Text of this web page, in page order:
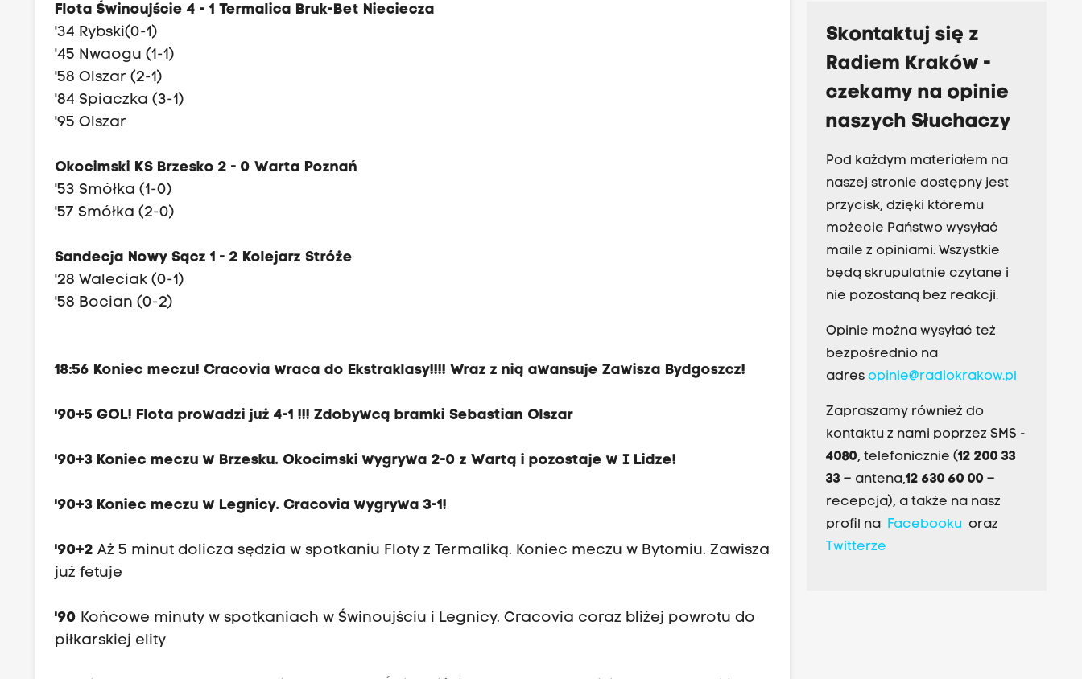
Flota Świnoujście 4 - 1 Termalica Bruk-Bet Nieciecza
'34 Rybski(0-1)
'45 Nwaogu (1-1)
'58 Olszar (2-1)
'84 Spiaczka (3-1)
'95 Olszar
Okocimski KS Brzesko 2 - 0 Warta Poznań
'53 Smółka (1-0)
'57 Smółka (2-0)
Sandecja Nowy Sącz 1 - 2 Kolejarz Stróże
'28 Waleciak (0-1)
'58 Bocian (0-2)
18:56 Koniec meczu! Cracovia wraca do Ekstraklasy!!!! Wraz z nią awansuje Zawisza Bydgoszcz!
'90+5 GOL! Flota prowadzi już 4-1 !!! Zdobywcą bramki Sebastian Olszar
'90+3 Koniec meczu w Brzesku. Okocimski wygrywa 2-0 z Wartą i pozostaje w I Lidze!
'90+3 Koniec meczu w Legnicy. Cracovia wygrywa 3-1!
'90+2 Aż 5 minut dolicza sędzia w spotkaniu Floty z Termaliką. Koniec meczu w Bytomiu. Zawisza
już fetuje
'90 Końcowe minuty w spotkaniach w Świnoujściu i Legnicy. Cracovia coraz bliżej powrotu do
piłkarskiej elity
Skontaktuj się z
Radiem Kraków -
czekamy na opinie
naszych Słuchaczy
Pod każdym materiałem na
naszej stronie dostępny jest
przycisk, dzięki któremu
możecie Państwo wysyłać
maile z opiniami. Wszystkie
będą skrupulatnie czytane i
nie pozostaną bez reakcji.
Opinie można wysyłać też
bezpośrednio na
adres opinie@radiokrakow.pl
Zapraszamy również do
kontaktu z nami poprzez SMS -
4080, telefonicznie (12 200 33
33– antena,12 630 60 00 –
recepcja), a także na nasz
profil na Facebookuoraz
Twitterze